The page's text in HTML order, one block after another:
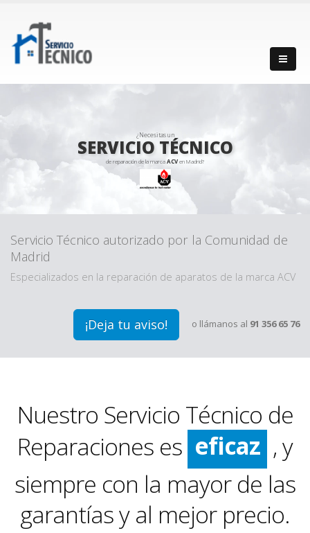
¿Necesitas un
SERVICIO TÉCNICO
de reparación de la marcaACVen Madrid?
Servicio Técnico autorizado por la Comunidad de
Madrid
Especializados en la reparación de aparatos de la marca ACV
¡Deja tu aviso! o llámanos al 91 356 65 76
Nuestro Servicio Técnico de
Reparaciones es
limpio
eficaz
rápido
, y
siempre con la mayor de las
garantías y al mejor precio.